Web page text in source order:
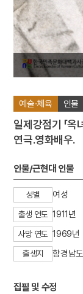
예술·체육 인물
일제강점기 「옥
연극.영화배우.
인물/근현대 인물
성별 여성
출생 연도 1911년
사망 연도 1969년
출생지 함경남
집필 및 수정